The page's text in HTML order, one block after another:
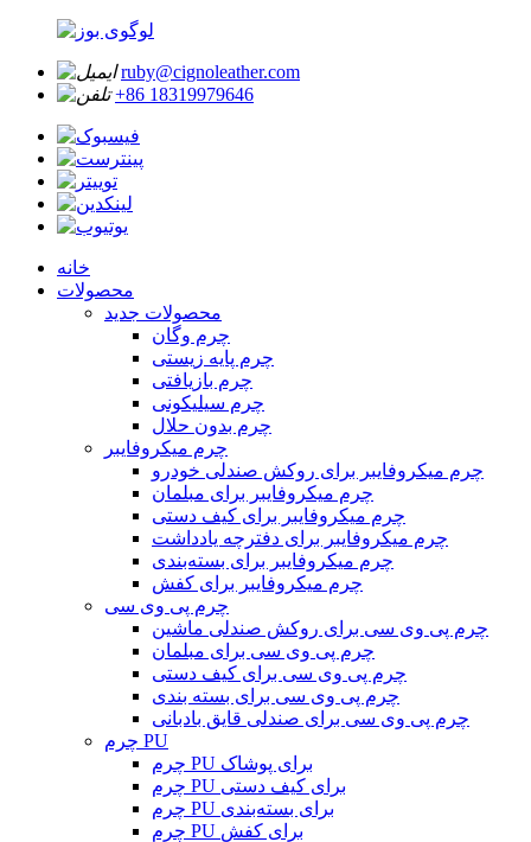
ruby@cignoleather.com
‎+86 18319979646‎
خانه
محصولات
محصولات جدید
چرم وگان
چرم پایه زیستی
چرم بازیافتی
چرم سیلیکونی
چرم بدون حلال
چرم میکروفایبر
چرم میکروفایبر برای روکش صندلی خودرو
چرم میکروفایبر برای مبلمان
چرم میکروفایبر برای کیف دستی
چرم میکروفایبر برای دفترچه یادداشت
چرم میکروفایبر برای بسته‌بندی
چرم میکروفایبر برای کفش
چرم پی وی سی
چرم پی وی سی برای روکش صندلی ماشین
چرم پی وی سی برای مبلمان
چرم پی وی سی برای کیف دستی
چرم پی وی سی برای بسته بندی
چرم پی وی سی برای صندلی قایق بادبانی
چرم PU
چرم PU برای پوشاک
چرم PU برای کیف دستی
چرم PU برای بسته‌بندی
چرم PU برای کفش